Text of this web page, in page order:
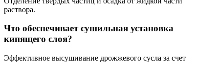
раствора.
Что обеспечивает сушильная установка
кипящего слоя?
Эффективное высушивание дрожжевого сусла за счет